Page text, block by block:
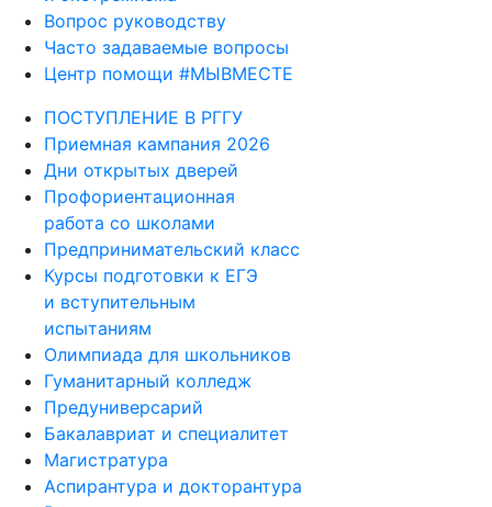
Вопрос руководству
Часто задаваемые вопросы
Центр помощи #МЫВМЕСТЕ
ПОСТУПЛЕНИЕ В РГГУ
Приемная кампания 2026
Дни открытых дверей
Профориентационная
работа со школами
Предпринимательский класс
Курсы подготовки к ЕГЭ
и вступительным
испытаниям
Олимпиада для школьников
Гуманитарный колледж
Предуниверсарий
Бакалавриат и специалитет
Магистратура
Аспирантура и докторантура